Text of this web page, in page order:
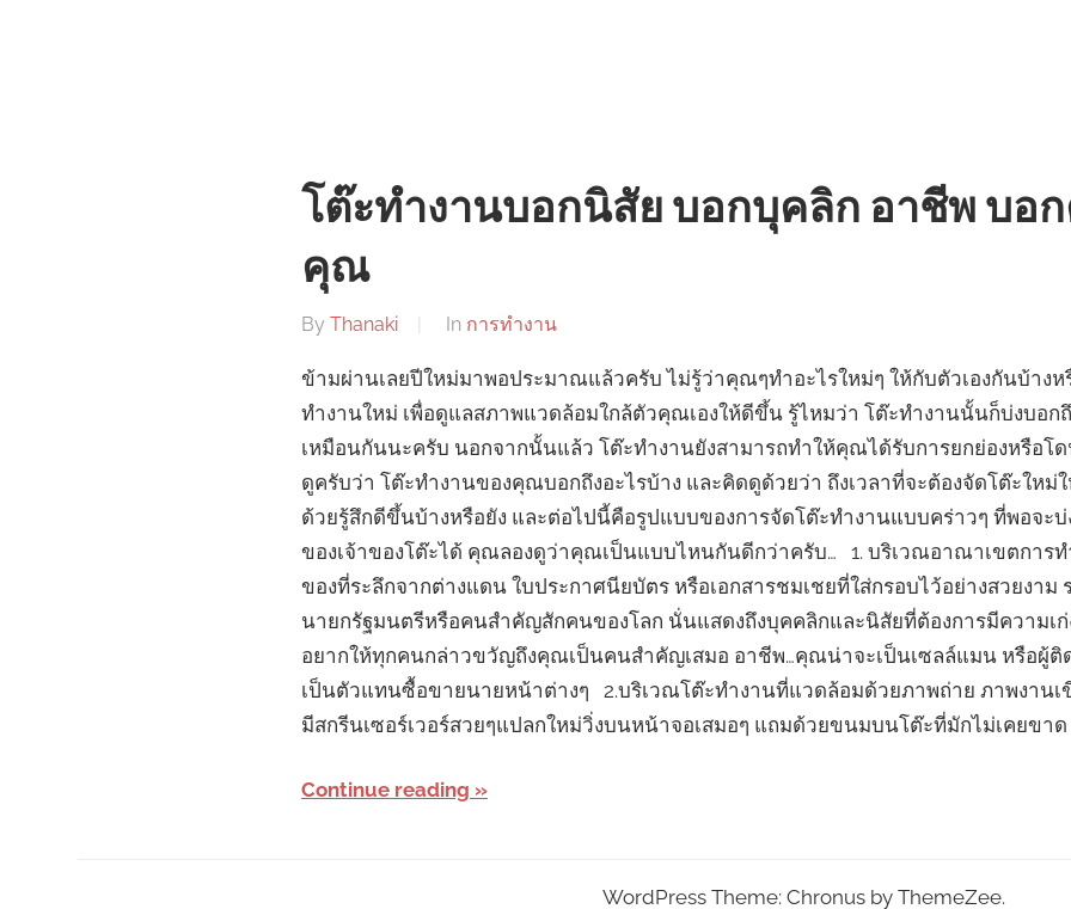
โต๊ะทำงานบอกนิสัย บอกบุคลิก อาชีพ บอ
คุณ
By Thanaki In การทำงาน
ข้ามผ่านเลยปีใหม่มาพอประมาณแล้วครับ ไม่รู้ว่าคุณๆทำอะไรใหม่ๆ ให้กับตัวเองกันบ้างห
ทำงานใหม่ เพื่อดูแลสภาพแวดล้อมใกล้ตัวคุณเองให้ดีขึ้น รู้ไหมว่า โต๊ะทำงานนั้นก็บ่งบอ
เหมือนกันนะครับ นอกจากนั้นแล้ว โต๊ะทำงานยังสามารถทำให้คุณได้รับการยกย่องหรือโ
ดูครับว่า โต๊ะทำงานของคุณบอกถึงอะไรบ้าง และคิดดูด้วยว่า ถึงเวลาที่จะต้องจัดโต๊ะใหม่
ด้วยรู้สึกดีขึ้นบ้างหรือยัง และต่อไปนี้คือรูปแบบของการจัดโต๊ะทำงานแบบคร่าวๆ ที่พอจะ
ของเจ้าของโต๊ะได้ คุณลองดูว่าคุณเป็นแบบไหนกันดีกว่าครับ… 1. บริเวณอาณาเขตการ
ของที่ระลึกจากต่างแดน ใบประกาศนียบัตร หรือเอกสารชมเชยที่ใส่กรอบไว้อย่างสวยงา
นายกรัฐมนตรีหรือคนสำคัญสักคนของโลก นั่นแสดงถึงบุคคลิกและนิสัยที่ต้องการมีความเ
อยากให้ทุกคนกล่าวขวัญถึงคุณเป็นคนสำคัญเสมอ อาชีพ…คุณน่าจะเป็นเซลล์แมน หรือผู้
เป็นตัวแทนซื้อขายนายหน้าต่างๆ 2.บริเวณโต๊ะทำงานที่แวดล้อมด้วยภาพถ่าย ภาพงาน
มีสกรีนเซอร์เวอร์สวยๆแปลกใหม่วิ่งบนหน้าจอเสมอๆ แถมด้วยขนมบนโต๊ะที่มักไม่เคยขาด
Continue reading
WordPress Theme: Chronus by ThemeZee.